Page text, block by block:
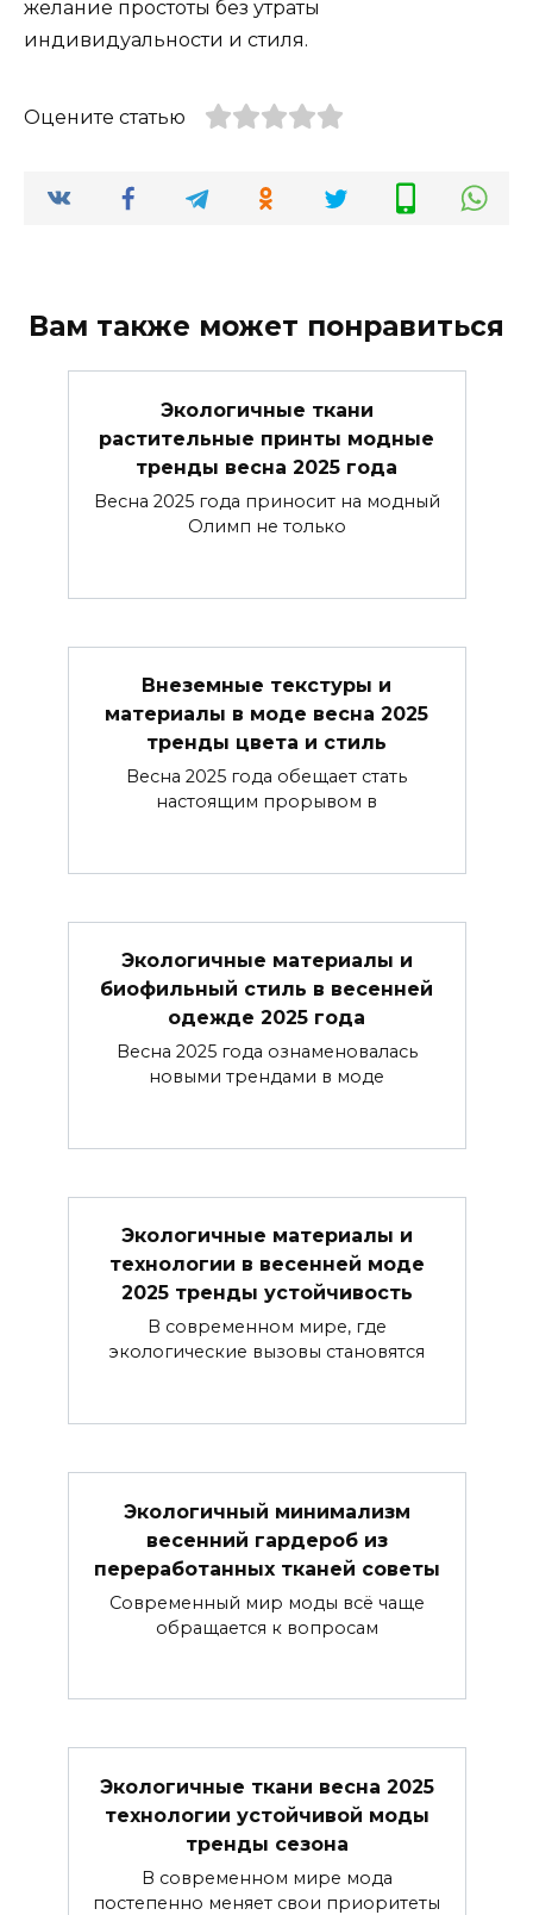
желание простоты без утраты
индивидуальности и стиля.
Оцените статью
Вам также может понравиться
Экологичные ткани
растительные принты модные
тренды весна 2025 года
Весна 2025 года приносит на модный
Олимп не только
Внеземные текстуры и
материалы в моде весна 2025
тренды цвета и стиль
Весна 2025 года обещает стать
настоящим прорывом в
Экологичные материалы и
биофильный стиль в весенней
одежде 2025 года
Весна 2025 года ознаменовалась
новыми трендами в моде
Экологичные материалы и
технологии в весенней моде
2025 тренды устойчивость
В современном мире, где
экологические вызовы становятся
Экологичный минимализм
весенний гардероб из
переработанных тканей советы
Современный мир моды всё чаще
обращается к вопросам
Экологичные ткани весна 2025
технологии устойчивой моды
тренды сезона
В современном мире мода
постепенно меняет свои приоритеты